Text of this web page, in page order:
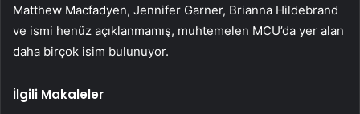
Matthew Macfadyen, Jennifer Garner, Brianna Hildebrand
ve ismi henüz açıklanmamış, muhtemelen MCU’da yer alan
daha birçok isim bulunuyor.
İlgili Makaleler